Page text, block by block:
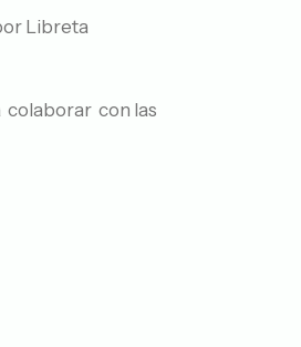
Libreta
colaborar con las